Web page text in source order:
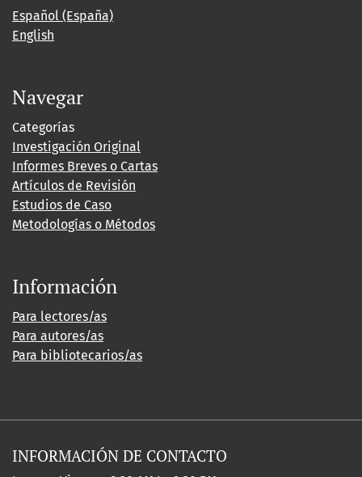
Español (España)
English
Navegar
Categorías
Investigación Original
Informes Breves o Cartas
Artículos de Revisión
Estudios de Caso
Metodologías o Métodos
Información
Para lectores/as
Para autores/as
Para bibliotecarios/as
INFORMACIÓN DE CONTACTO